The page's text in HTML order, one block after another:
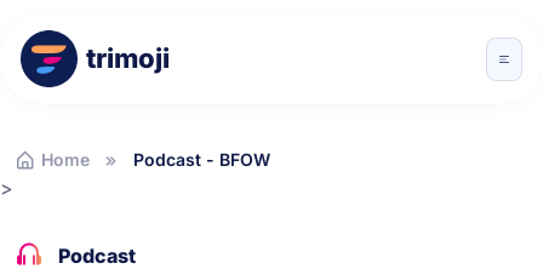
trimoji
Home Podcast - BFOW
>
Podcast